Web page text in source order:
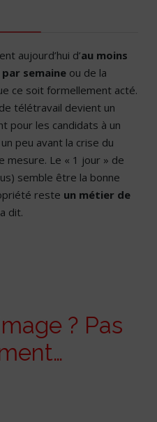
aujourd’hui d’au moins
semaine ou de la
ce soit formellement acté.
télétravail devient un
pour les candidats à un
peu avant la crise du
mesure. Le « 1 jour » de
semble être la bonne
reste un métier de
dit.
? Pas